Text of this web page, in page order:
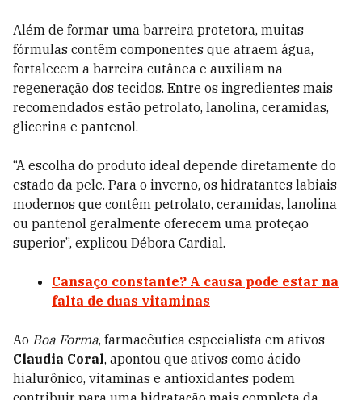
Além de formar uma barreira protetora, muitas
fórmulas contêm componentes que atraem água,
fortalecem a barreira cutânea e auxiliam na
regeneração dos tecidos. Entre os ingredientes mais
recomendados estão petrolato, lanolina, ceramidas,
glicerina e pantenol.
“A escolha do produto ideal depende diretamente do
estado da pele. Para o inverno, os hidratantes labiais
modernos que contêm petrolato, ceramidas, lanolina
ou pantenol geralmente oferecem uma proteção
superior”, explicou Débora Cardial.
Cansaço constante? A causa pode estar na
falta de duas vitaminas
Ao Boa Forma, farmacêutica especialista em ativos
Claudia Coral, apontou que ativos como ácido
hialurônico, vitaminas e antioxidantes podem